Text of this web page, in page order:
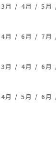
3月 4月 5月
4月 6月 7月
3月 4月 6月
4月 5月 6月